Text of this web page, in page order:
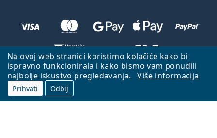
Na ovoj web stranici koristimo kolačiće kako bi
ispravno funkcionirala i kako bismo vam ponudili
najbolje iskustvo pregledavanja.
Više informacija
Prihvati Odbij
Natrag na početnu stranicu
Idi gore
Lentiamo.hr je u vlasništvu i upravljanju tvrtke Lentiamo s.r.o., Češka
Republika